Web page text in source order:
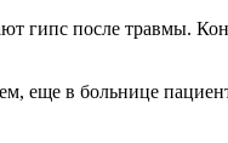
гипс после травмы.
еще в больнице